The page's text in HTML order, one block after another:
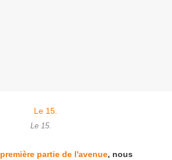
Le 15.
première partie de l'avenue, nous